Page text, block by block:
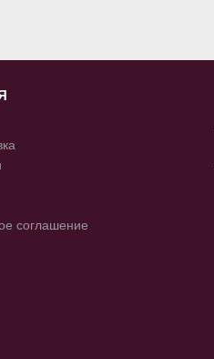
соглашение